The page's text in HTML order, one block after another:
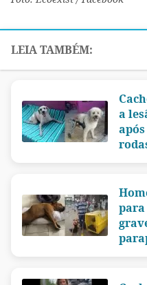
a
para